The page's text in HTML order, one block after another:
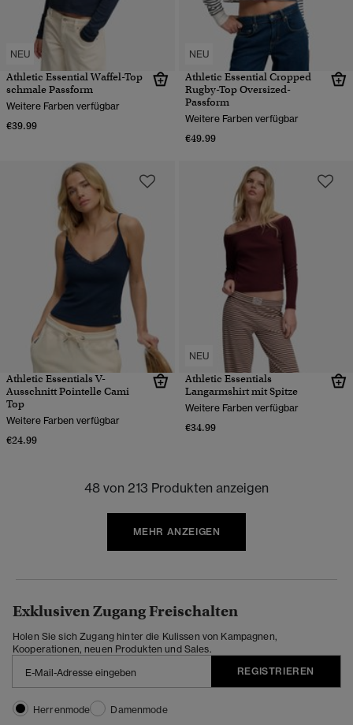
NEU
Athletic Essential Waffel-Top
schmale Passform
Weitere Farben verfügbar
€39.99
NEU
Athletic Essential Cropped
Rugby-Top Oversized-
Passform
Weitere Farben verfügbar
€49.99
Athletic Essentials V-
Ausschnitt Pointelle Cami
Top
Weitere Farben verfügbar
€24.99
NEU
Athletic Essentials
Langarmshirt mit Spitze
Weitere Farben verfügbar
€34.99
48 von 213 Produkten anzeigen
MEHR ANZEIGEN
Exklusiven Zugang Freischalten
Holen Sie sich Zugang hinter die Kulissen von Kampagnen,
Kooperationen, neuen Produkten und Sales.
REGISTRIEREN
Herrenmode
Damenmode